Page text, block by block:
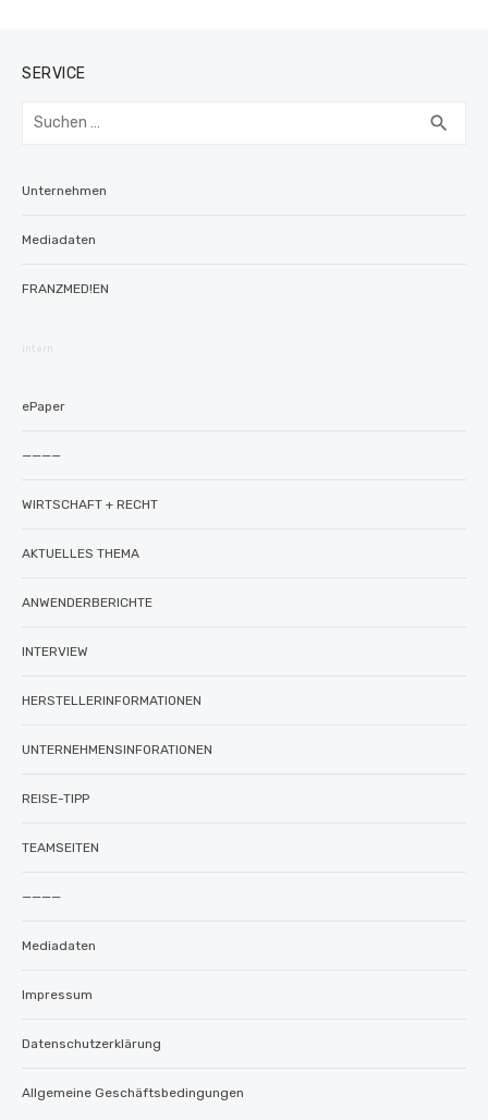
SERVICE
Suchen
search
Unternehmen
Mediadaten
FRANZMED!EN
intern
ePaper
————
WIRTSCHAFT + RECHT
AKTUELLES THEMA
ANWENDERBERICHTE
INTERVIEW
HERSTELLERINFORMATIONEN
UNTERNEHMENSINFORATIONEN
REISE-TIPP
TEAMSEITEN
————
Mediadaten
Impressum
Datenschutzerklärung
Allgemeine Geschäftsbedingungen